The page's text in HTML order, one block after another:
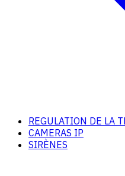
REGULATION DE LA
CAMERAS IP
SIRÈNES